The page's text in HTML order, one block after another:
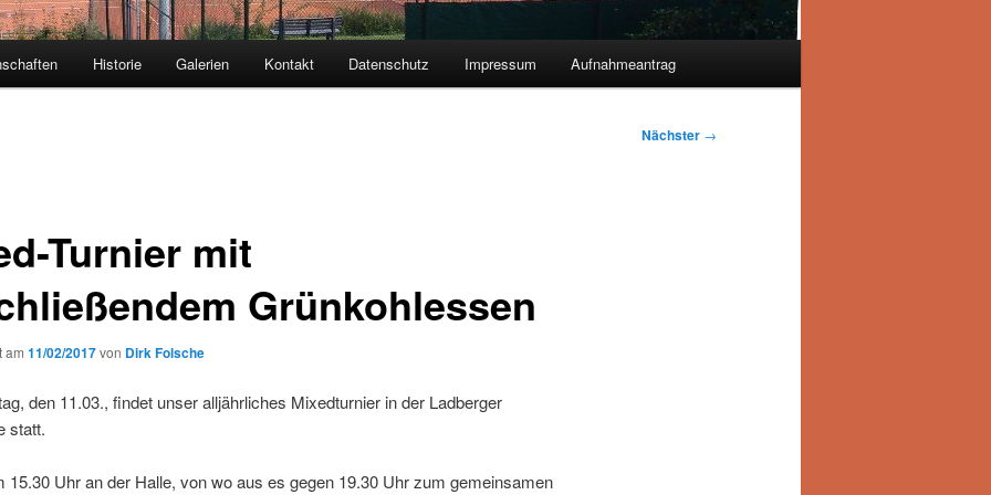
Historie Galerien Kontakt Datenschutz Impressum Aufnahmeantrag
Nächster →
Turnier mit
Grünkohlessen
am 11/02/2017von Dirk Folsche
den 11.03., findet unser alljährliches Mixedturnier in der Ladberger
statt.
15.30 Uhr an der Halle, von wo aus es gegen 19.30 Uhr zum gemeinsamen